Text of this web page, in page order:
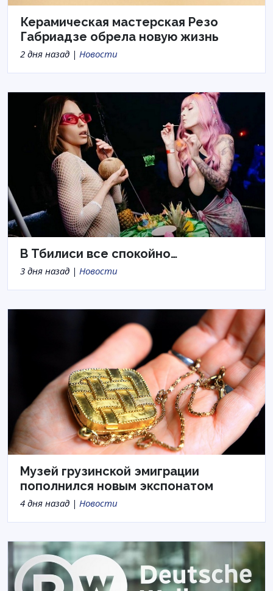
Керамическая мастерская Резо
Габриадзе обрела новую жизнь
2 дня назад | Новости
В Тбилиси все спокойно…
3 дня назад | Новости
Музей грузинской эмиграции
пополнился новым экспонатом
4 дня назад | Новости